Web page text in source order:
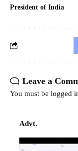
President of India
Leave a
You must be logged
Advt.
Video